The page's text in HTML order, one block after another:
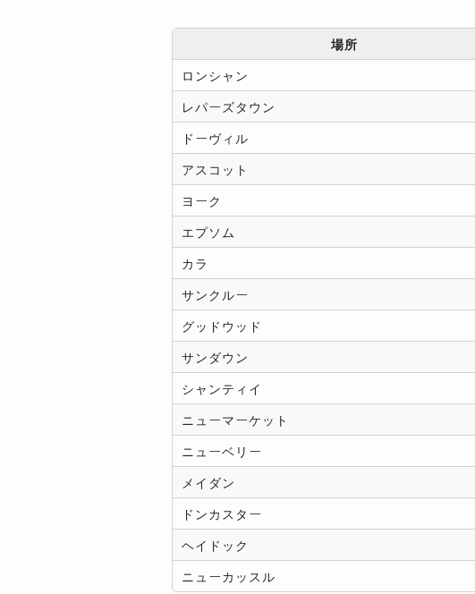
場所
ロンシャン
レパーズタウン
ドーヴィル
アスコット
ヨーク
エプソム
カラ
サンクルー
グッドウッド
サンダウン
シャンティイ
ニューマーケット
ニューベリー
メイダン
ドンカスター
ヘイドック
ニューカッスル